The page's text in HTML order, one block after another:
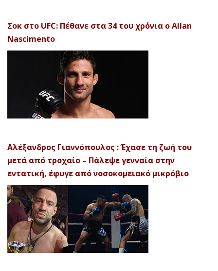
Σοκ στο UFC: Πέθανε στα 34 του χρόνια ο Allan
Nascimento
Αλέξανδρος Γιαννόπουλος : Έχασε τη ζωή του
μετά από τροχαίο – Πάλεψε γενναία στην
εντατική, έφυγε από νοσοκομειακό μικρόβιο